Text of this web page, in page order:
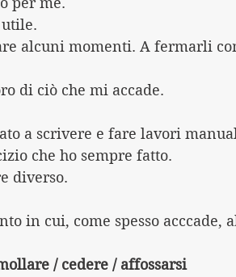
alcuni momenti. A fermarli
di ciò che mi accade.
a scrivere e fare lavori
che ho sempre fatto.
diverso.
in cui, come spesso acccade,
/ cedere / affossarsi